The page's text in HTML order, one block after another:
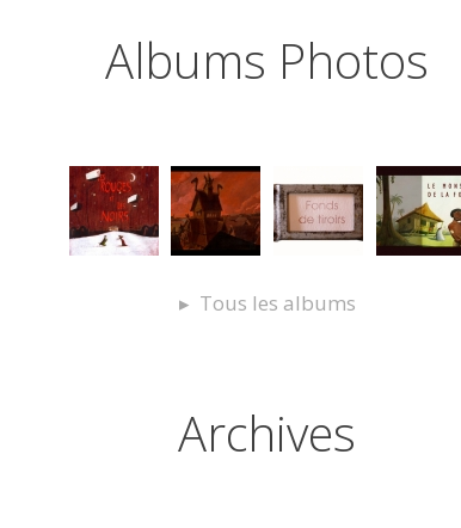
Albums Photos
Tous les albums
Archives